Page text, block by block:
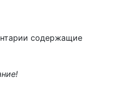
содержащие